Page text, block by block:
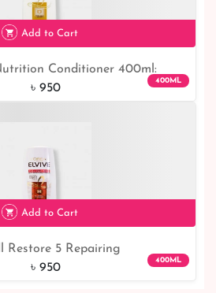
Add to Cart
Conditioner 400ml:
Excellence
৳ 950
400ML
Add to Cart
Restore 5 Repairing
৳ 950
400ML